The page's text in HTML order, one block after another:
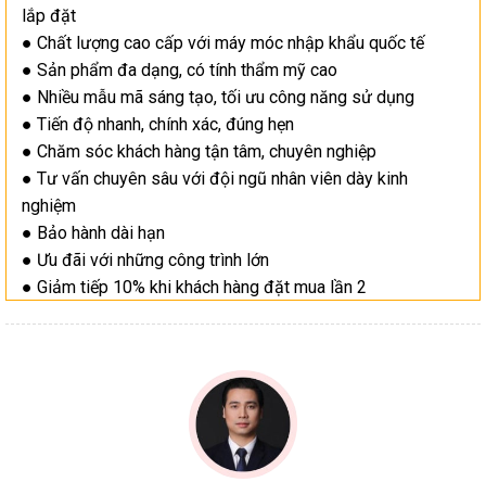
lắp đặt
● Chất lượng cao cấp với máy móc nhập khẩu quốc tế
● Sản phẩm đa dạng, có tính thẩm mỹ cao
● Nhiều mẫu mã sáng tạo, tối ưu công năng sử dụng
● Tiến độ nhanh, chính xác, đúng hẹn
● Chăm sóc khách hàng tận tâm, chuyên nghiệp
● Tư vấn chuyên sâu với đội ngũ nhân viên dày kinh
nghiệm
● Bảo hành dài hạn
● Ưu đãi với những công trình lớn
● Giảm tiếp 10% khi khách hàng đặt mua lần 2